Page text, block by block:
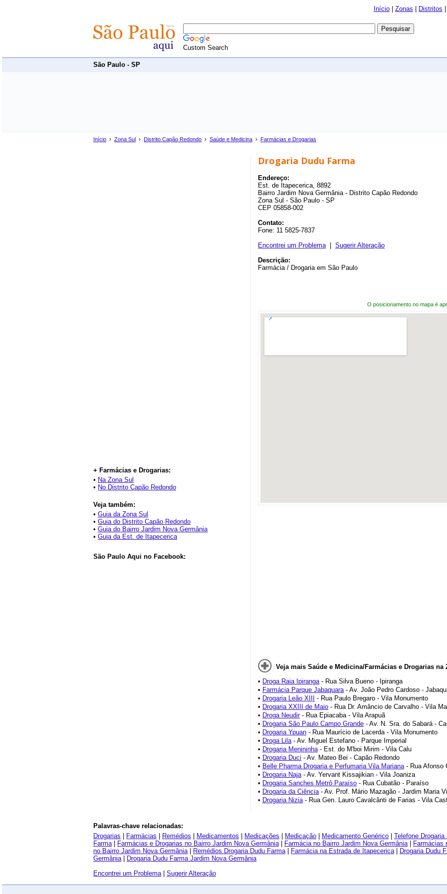
Início Zonas Distritos
Custom Search
São Paulo - SP
Início › Zona Sul › Distrito Capão Redondo › Saúde e Medicina › Farmácias e Drogarias
+ Farmácias e Drogarias:
• Na Zona Sul
• No Distrito Capão Redondo
Veja também:
• Guia da Zona Sul
• Guia do Distrito Capão Redondo
• Guia do Bairro Jardim Nova Germânia
• Guia da Est. de Itapecerica
São Paulo Aqui no Facebook:
Drogaria Dudu Farma
Endereço:
Est. de Itapecerica, 8892
Bairro Jardim Nova Germânia - Distrito Capão Redondo
Zona Sul - São Paulo - SP
CEP 05858-002
Contato:
Fone: 11 5825-7837
Encontrei um Problema| Sugerir Alteração
Descrição:
Farmácia / Drogaria em São Paulo
O posicionamento no mapa é
Veja mais Saúde e Medicina/Farmácias e Drogarias na
• Droga Raia Ipiranga- Rua Silva Bueno - Ipiranga
• Farmácia Parque Jabaquara- Av. João Pedro Cardoso -
• Drogaria Leão XIII
- Rua Paulo Bregaro - Vila Monumento
• Drogaria XXIII de Maio - Rua Dr. Amâncio de Carvalho - Vila
• Droga Neudir- Rua Epiacaba - Vila Arapuã
• Drogaria São Paulo Campo Grande - Av. N. Sra. do Sabará -
• Drogaria Ypuan - Rua Maurício de Lacerda - Vila Monumento
• Droga Lila- Av. Miguel Estefano - Parque Imperial
• Drogaria Menininha- Est. do M'boi Mirim - Vila Calu
• Drogaria Duci - Av. Mateo Bei - Capão Redondo
• Belle Pharma Drogaria e Perfumaria Vila Mariana- Rua Afonso
• Drogaria Naja- Av. Yervant Kissajikian - Vila Joaniza
• Drogaria Sanches Metrô Paraíso - Rua Cubatão - Paraíso
• Drogaria da Ciência- Av. Prof. Mário Mazagão - Jardim Maria
• Drogaria Nizia- Rua Gen. Lauro Cavalcânti de Farias - Vila
Palavras-chave relacionadas:
Drogarias
Farmácias Remédios Medicamentos Medicações Medicação Medicamento Genérico Telefone Drogaria
Farma| Farmácias e Drogarias no Bairro Jardim Nova Germânia| Farmácia no Bairro Jardim Nova Germânia| Farmácias
no Bairro Jardim Nova Germânia| Remédios Drogaria Dudu Farma| Farmácia na Estrada de Itapecerica|
Drogaria Dudu
Germânia|
Drogaria Dudu Farma Jardim Nova Germânia
Encontrei um Problema| Sugerir Alteração